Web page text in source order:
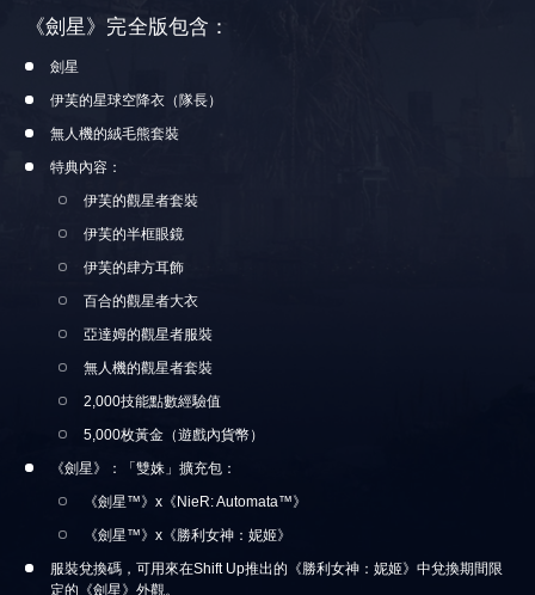
《劍星》完全版包含：
劍星
伊芙的星球空降衣（隊長）
無人機的絨毛熊套裝
特典內容：
伊芙的觀星者套裝
伊芙的半框眼鏡
伊芙的肆方耳飾
百合的觀星者大衣
亞達姆的觀星者服裝
無人機的觀星者套裝
2,000技能點數經驗值
5,000枚黃金（遊戲內貨幣）
《劍星》：「雙姝」擴充包：
《劍星™》x《NieR: Automata™》
《劍星™》x《勝利女神：妮姬》
服裝兌換碼，可用來在Shift Up推出的《勝利女神：妮姬》中兌換期間限
定的《劍星》外觀。